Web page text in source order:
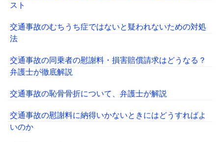
スト
交通事故のむちうち症ではないと疑われないための対処
法
交通事故の同乗者の慰謝料・損害賠償請求はどうなる？
弁護士が徹底解説
交通事故の恥骨骨折について、弁護士が解説
交通事故の慰謝料に納得いかないときにはどうすればよ
いのか